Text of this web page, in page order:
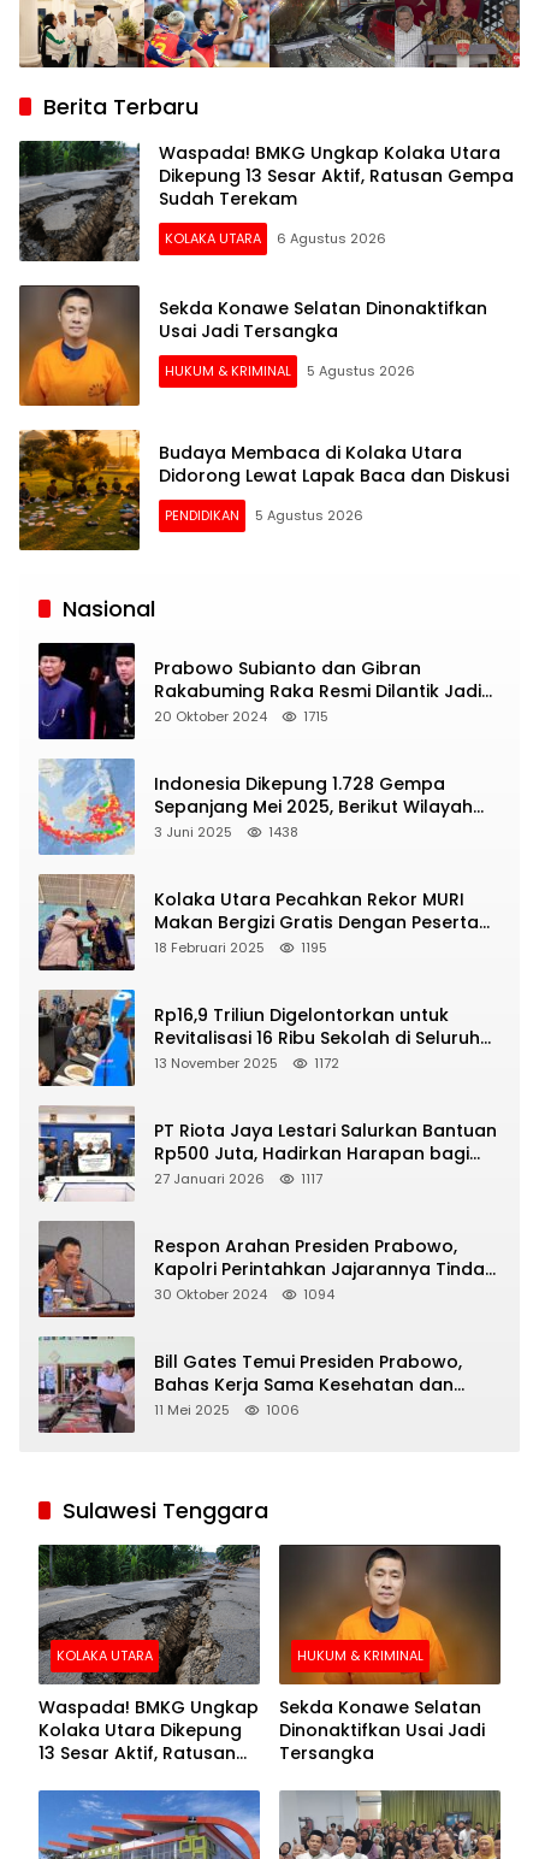
Berita Terbaru
Waspada! BMKG Ungkap Kolaka Utara
Dikepung 13 Sesar Aktif, Ratusan Gempa
Sudah Terekam
KOLAKA UTARA 6 Agustus 2026
Sekda Konawe Selatan Dinonaktifkan
Usai Jadi Tersangka
HUKUM & KRIMINAL 5 Agustus 2026
Budaya Membaca di Kolaka Utara
Didorong Lewat Lapak Baca dan Diskusi
PENDIDIKAN 5 Agustus 2026
Siaran
Nasional
Prabowo Subianto dan Gibran
Rakabuming Raka Resmi Dilantik Jadi
Presiden dan Wapres RI
20 Oktober 2024 1715
Indonesia Dikepung 1.728 Gempa
Sepanjang Mei 2025, Berikut Wilayah
Yang Intens Diguncang!
3 Juni 2025 1438
Kolaka Utara Pecahkan Rekor MURI
Makan Bergizi Gratis Dengan Peserta
Terbanyak
18 Februari 2025 1195
Rp16,9 Triliun Digelontorkan untuk
Revitalisasi 16 Ribu Sekolah di Seluruh
Indonesia
13 November 2025 1172
PT Riota Jaya Lestari Salurkan Bantuan
Rp500 Juta, Hadirkan Harapan bagi
Korban Bencana di Sumatera
27 Januari 2026 1117
Respon Arahan Presiden Prabowo,
Kapolri Perintahkan Jajarannya Tindak
Tegas Pelaku Judi Online
30 Oktober 2024 1094
Bill Gates Temui Presiden Prabowo,
Bahas Kerja Sama Kesehatan dan
Program Makan Bergizi Gratis
11 Mei 2025 1006
Sulawesi Tenggara
KOLAKA UTARA
Waspada! BMKG Ungkap
Kolaka Utara Dikepung
13 Sesar Aktif, Ratusan
HUKUM & KRIMINAL
Sekda Konawe Selatan
Dinonaktifkan Usai Jadi
Tersangka